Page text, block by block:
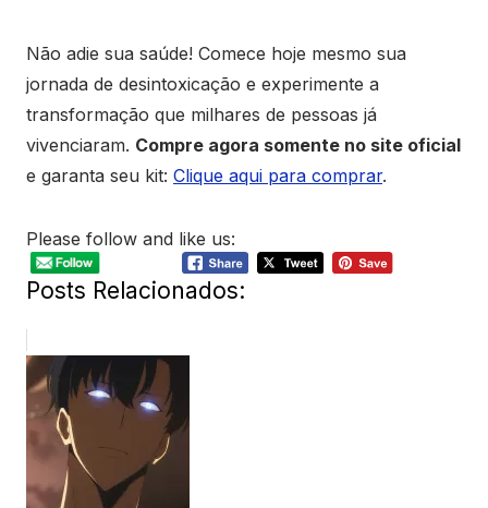
Não adie sua saúde! Comece hoje mesmo sua
jornada de desintoxicação e experimente a
transformação que milhares de pessoas já
vivenciaram. Compre agora somente no site oficial
e garanta seu kit: Clique aqui para comprar.
Please follow and like us:
Posts Relacionados: